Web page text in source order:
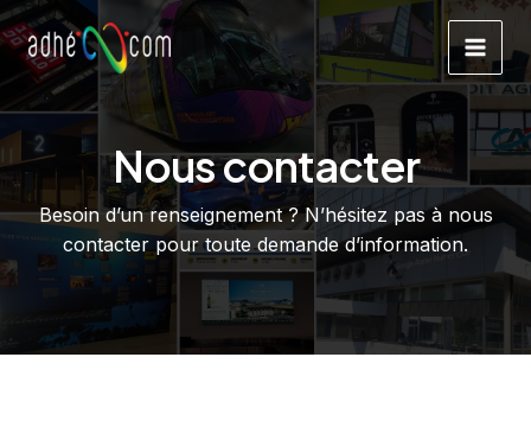
Aller
au
contenu
Main
Nous contacter
Besoin d’un renseignement ? N’hésitez pas à nous
contacter pour toute demande d’information.